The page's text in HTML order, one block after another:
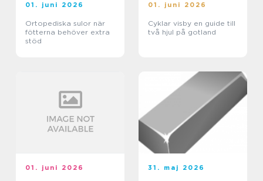
01. juni 2026
Ortopediska sulor när
fötterna behöver extra
stöd
01. juni 2026
Cyklar visby en guide till
två hjul på gotland
01. juni 2026 31. maj 2026